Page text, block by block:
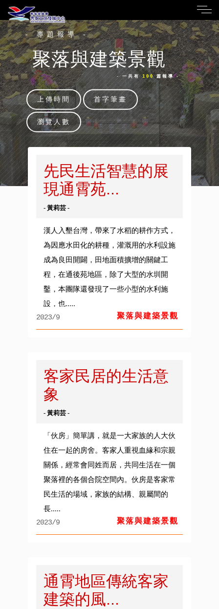
- 專題報導 -
聚落與建築景觀
- 一共有100篇報導 -
上傳時間 首字筆畫
瀏覽人數
先民生活智慧的展
現通霄苑...
- 黃莉芸 -
漢人入墾台灣，帶來了水稻的耕作方式，
為因應水田化的耕種，灌溉用的水利設施
成為良田開闢，田地面積擴增的關鍵工
程，在通後苑地區，除了大型的水圳開
鑿，本團隊還發現了一些小型的水利施
設，也.....
2023/9
聚落與建築景觀
客家民居的生活意
象
- 黃莉芸 -
「伙房」簡單講，就是一大家族的人大伙
住在一起的房舍。客家人重視血緣和宗親
關係，經常會同姓而居，共同生活在一個
聚落裡的各個合院空間內。伙房是客家常
民生活的場域，家族的結構、親屬間的
長.....
2023/9
聚落與建築景觀
通霄地區傳統客家
建築的風...